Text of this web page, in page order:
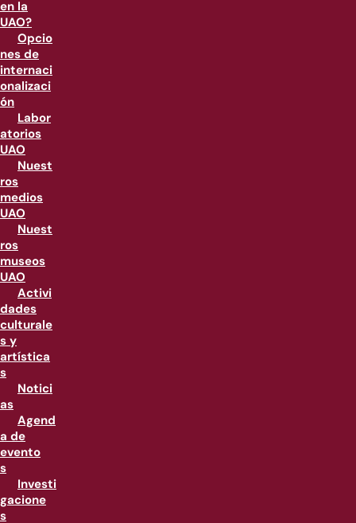
en la
UAO?
Opcio
nes de
internaci
onalizaci
ón
Labor
atorios
UAO
Nuest
ros
medios
UAO
Nuest
ros
museos
UAO
Activi
dades
culturale
s y
artística
s
Notici
as
Agend
a de
evento
s
Investi
gacione
s